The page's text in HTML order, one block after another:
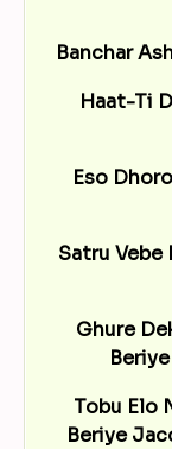
Banchar
Haat-Ti
Eso
Satru Vebe
Ghure
Tobu Elo
Beriye